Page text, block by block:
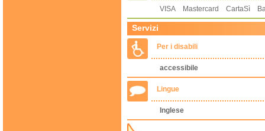
VISA Mastercard CartaSì
Servizi
Per i disabili
accessibile
Lingue
Inglese